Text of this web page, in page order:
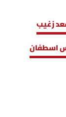
زغيب
اسطفان